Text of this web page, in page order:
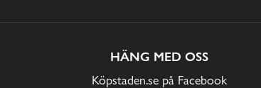
HÄNG MED OSS
Köpstaden.se på Facebook